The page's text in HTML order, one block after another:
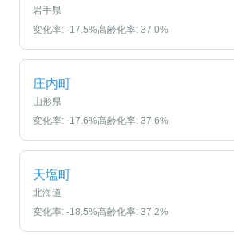
岩手県
変化率: -17.5%高齢化率: 37.0%
庄内町
山形県
変化率: -17.6%高齢化率: 37.6%
天塩町
北海道
変化率: -18.5%高齢化率: 37.2%